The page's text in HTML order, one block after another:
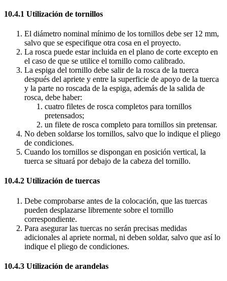
10.4.1 Utilización de tornillos
El diámetro nominal mínimo de los tornillos debe ser 12 mm,
salvo que se especifique otra cosa en el proyecto.
La rosca puede estar incluida en el plano de corte excepto en
el caso de que se utilice el tornillo como calibrado.
La espiga del tornillo debe salir de la rosca de la tuerca
después del apriete y entre la superficie de apoyo de la tuerca
y la parte no roscada de la espiga, además de la salida de
rosca, debe haber:
cuatro filetes de rosca completos para tornillos
pretensados;
un filete de rosca completo para tornillos sin pretensar.
No deben soldarse los tornillos, salvo que lo indique el pliego
de condiciones.
Cuando los tornillos se dispongan en posición vertical, la
tuerca se situará por debajo de la cabeza del tornillo.
10.4.2 Utilización de tuercas
Debe comprobarse antes de la colocación, que las tuercas
pueden desplazarse libremente sobre el tornillo
correspondiente.
Para asegurar las tuercas no serán precisas medidas
adicionales al apriete normal, ni deben soldar, salvo que así lo
indique el pliego de condiciones.
10.4.3 Utilización de arandelas